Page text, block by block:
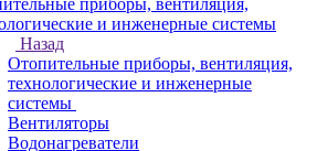
приборы, вентиляция,
и инженерные системы
Назад
Отопительные приборы, вентиляция,
технологические и инженерные
системы
Вентиляторы
Водонагреватели